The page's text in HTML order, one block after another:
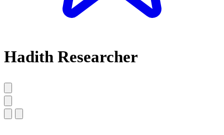
Hadith Researcher